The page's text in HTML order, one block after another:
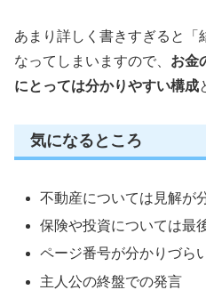
あまり詳しく書きすぎると「
なってしまいますので、 お金
にとっては分かりやすい構成
気になるところ
不動産については見解が
保険や投資については最
ページ番号が分かりづら
主人公の終盤での発言